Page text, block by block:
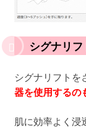
シグナリ
シグナリフトを
器を使用するの
肌に効率よく浸